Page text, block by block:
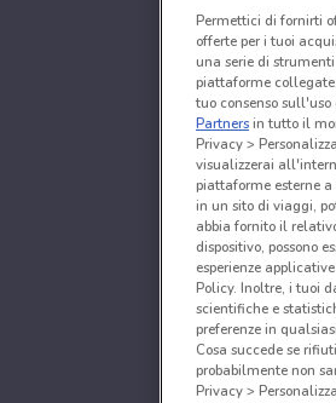
Permettici di fornirti
offerte per i tuoi
una serie di
piattaforme
tuo consenso
Partnersin tutto il
Privacy >
visualizzerai
piattaforme esterne
in un sito di viaggi,
abbia fornito il
dispositivo, possono
esperienze
Policy. Inoltre, i tuoi
scientifiche e
preferenze in
Cosa succede se
probabilmente non
Privacy >